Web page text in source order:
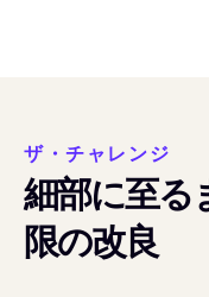
ザ・チャレンジ
細部に至る
限の改良